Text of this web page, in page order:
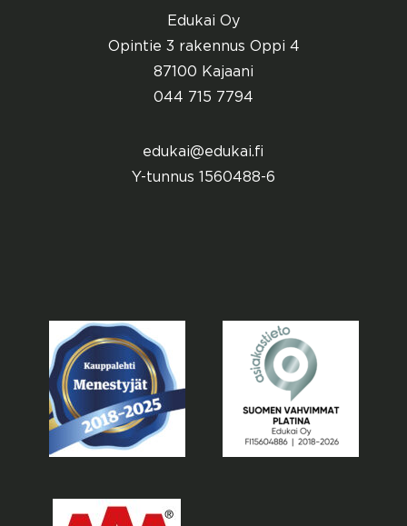
Edukai Oy
Opintie 3 rakennus Oppi 4
87100 Kajaani
044 715 7794
edukai@edukai.fi
Y-tunnus 1560488-6